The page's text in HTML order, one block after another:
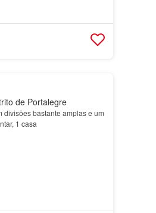
de Portalegre
divisões bastante amplas e um
1 casa